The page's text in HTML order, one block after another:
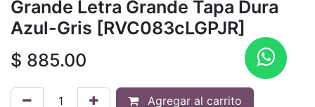
Grande Letra Grande Tapa Dura
Azul-Gris [RVC083cLGPJR]
$ 885.00
Agregar al carrito